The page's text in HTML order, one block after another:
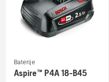
Pogledajte
više
Baterije
Aspire™ P4A 18-B45